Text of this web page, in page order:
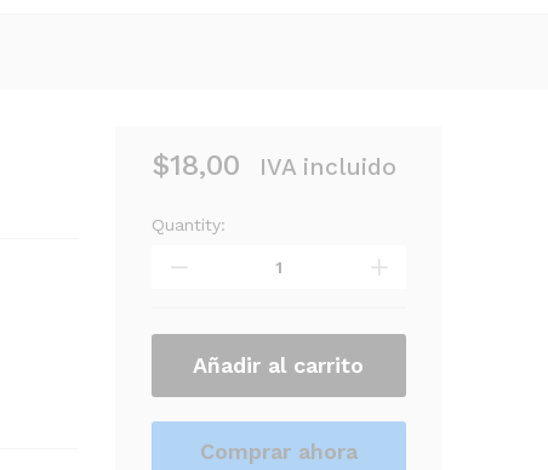
$18,00 IVA incluido
PARCHE
0310-
quantity
Quantity:
Añadir al carrito
Comprar ahora